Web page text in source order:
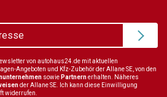
von autohaus24.de mit aktuellen
Angeboten und Kfz-Zubehör der Allane SE, von den
sowie Partnernerhalten. Näheres
der Allane SE. Ich kann diese Einwilligung
widerrufen.